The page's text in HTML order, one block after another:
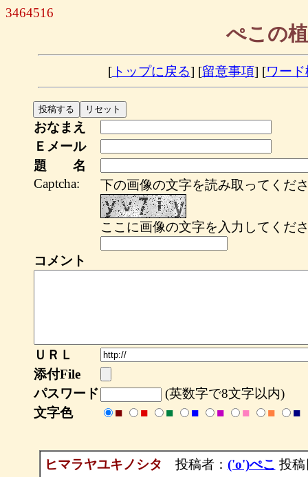
3464516
ぺこの
[トップに戻る] [留意事項] [ワー
おなまえ
Ｅメール
題 名
Captcha:
下の画像の文字を読み取ってくだ
ここに画像の文字を入力してくだ
コメント
ＵＲＬ
添付File
パスワード
(英数字で8文字以内)
文字色
■ ■ ■ ■ ■ ■ ■ ■
ヒマラヤユキノシタ 投稿者： ('o')ぺこ 投稿